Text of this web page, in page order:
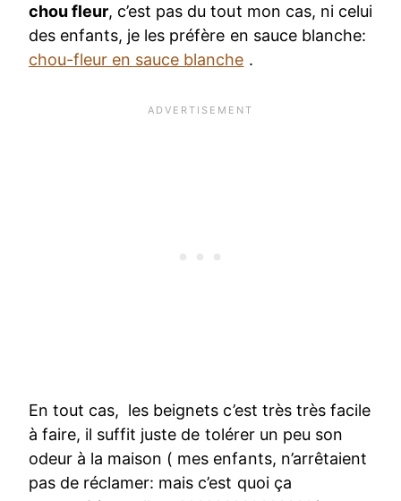
chou fleur, c’est pas du tout mon cas, ni celui
des enfants, je les préfère en sauce blanche:
chou-fleur en sauce blanche .
En tout cas, les beignets c’est très très facile
à faire, il suffit juste de tolérer un peu son
odeur à la maison ( mes enfants, n’arrêtaient
pas de réclamer: mais c’est quoi ça